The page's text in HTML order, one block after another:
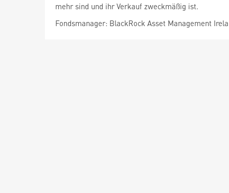
mehr sind und ihr Verkauf zweckmäßig ist.
Fondsmanager: BlackRock Asset Management